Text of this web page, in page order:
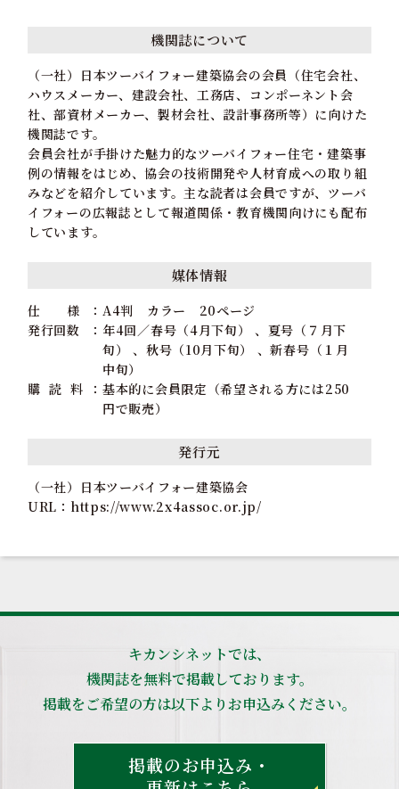
機関誌について
（一社）日本ツーバイフォー建築協会の会員（住宅会社、
ハウスメーカー、建設会社、工務店、コンポーネント会
社、部資材メーカー、製材会社、設計事務所等）に向けた
機関誌です。
会員会社が手掛けた魅力的なツーバイフォー住宅・建築事
例の情報をはじめ、協会の技術開発や人材育成への取り組
みなどを紹介しています。主な読者は会員ですが、ツーバ
イフォーの広報誌として報道関係・教育機関向けにも配布
しています。
媒体情報
仕 様
A4判 カラー 20ページ
発行回数
年4回／春号（4月下旬） 、夏号（７月下
旬） 、秋号（10月下旬） 、新春号（１月
中旬）
購 読 料
基本的に会員限定（希望される方には250
円で販売）
発行元
（一社）日本ツーバイフォー建築協会
URL： https://www.2x4assoc.or.jp/
キカンシネットでは、
機関誌を無料で掲載しております。
掲載をご希望の方は以下よりお申込みください。
掲載のお申込み・